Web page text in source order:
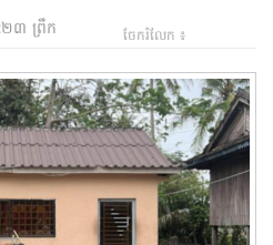
៣ ព្រឹក ចែករំលែក ៖